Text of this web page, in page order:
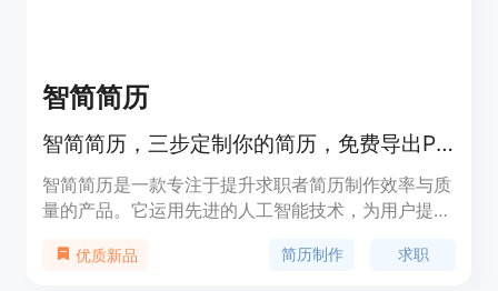
智简简历
智简简历，三步定制你的简历，免费导出PDF，AI智能优化，专业模板，让求职更轻松。
智简简历是一款专注于提升求职者简历制作效率与质
量的产品。它运用先进的人工智能技术，为用户提供
智能分析职位要求，精准优化简历内容，突出求职者
优质新品 简历制作 求职